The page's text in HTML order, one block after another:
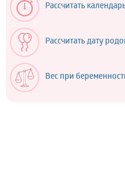
Рассчитать
Рассчитать дату
Вес при